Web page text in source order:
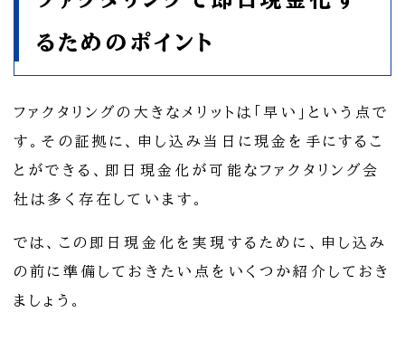
るためのポイント
ファクタリングの大きなメリットは「早い」という点で
す。その証拠に、申し込み当日に現金を手にするこ
とができる、即日現金化が可能なファクタリング会
社は多く存在しています。
では、この即日現金化を実現するために、申し込み
の前に準備しておきたい点をいくつか紹介しておき
ましょう。